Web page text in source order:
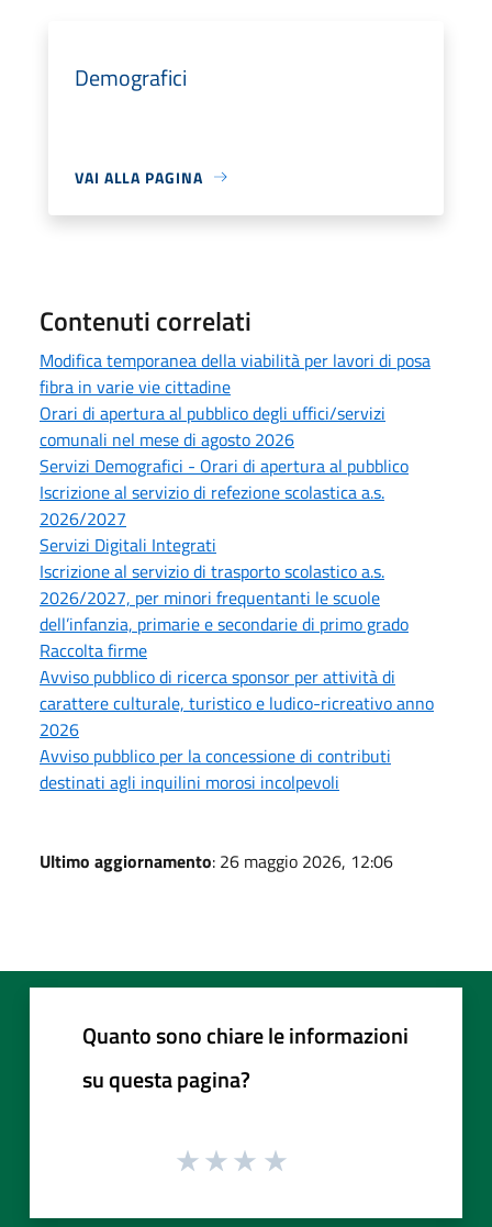
Demografici
VAI ALLA PAGINA
Contenuti correlati
Modifica temporanea della viabilità per lavori di posa
fibra in varie vie cittadine
Orari di apertura al pubblico degli uffici/servizi
comunali nel mese di agosto 2026
Servizi Demografici - Orari di apertura al pubblico
Iscrizione al servizio di refezione scolastica a.s.
2026/2027
Servizi Digitali Integrati
Iscrizione al servizio di trasporto scolastico a.s.
2026/2027, per minori frequentanti le scuole
dell’infanzia, primarie e secondarie di primo grado
Raccolta firme
Avviso pubblico di ricerca sponsor per attività di
carattere culturale, turistico e ludico-ricreativo anno
2026
Avviso pubblico per la concessione di contributi
destinati agli inquilini morosi incolpevoli
Ultimo aggiornamento: 26 maggio 2026, 12:06
Quanto sono chiare le informazioni
su questa pagina?